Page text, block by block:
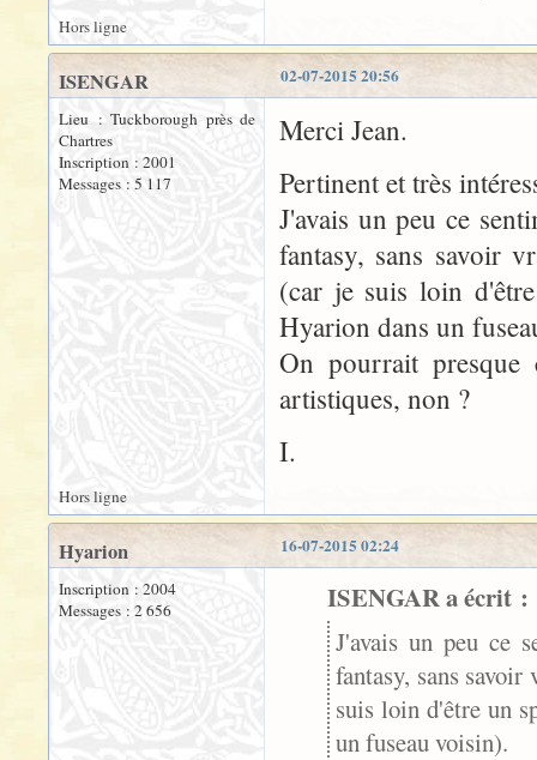
Hors ligne
02-07-2015 20:56
ISENGAR
Lieu : Tuckborough près de
Chartres
Inscription : 2001
Messages : 5 117
Merci Jean.
Pertinent et très
J'avais un peu ce
fantasy, sans savoir
(car je suis loin
Hyarion dans un
On pourrait presque
artistiques, non ?
I.
Hors ligne
16-07-2015 02:24
Hyarion
Inscription : 2004
Messages : 2 656
ISENGAR a écrit :
J'avais un peu ce
fantasy, sans
suis loin d'être un
un fuseau voisin).